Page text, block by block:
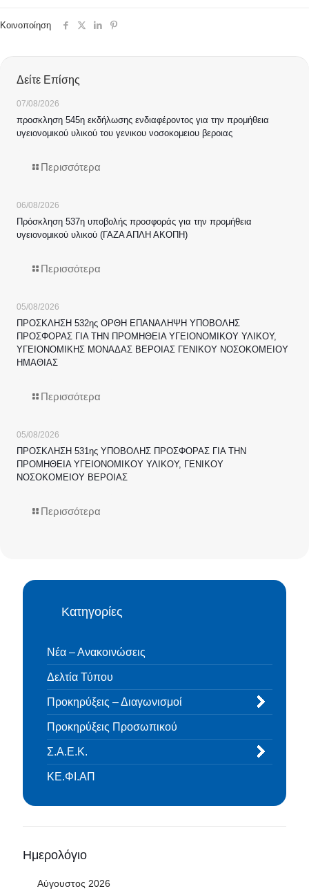
Κοινοποίηση
Δείτε Επίσης
07/08/2026
προσκληση 545η εκδήλωσης ενδιαφέροντος για την προμήθεια
υγειονομικού υλικού του γενικου νοσοκομειου βεροιας
Περισσότερα
06/08/2026
Πρόσκληση 537η υποβολής προσφοράς για την προμήθεια
υγειονομικού υλικού (ΓΑΖΑ ΑΠΛΗ ΑΚΟΠΗ)
Περισσότερα
05/08/2026
ΠΡΟΣΚΛΗΣΗ 532ης ΟΡΘΗ ΕΠΑΝΑΛΗΨΗ ΥΠΟΒΟΛΗΣ
ΠΡΟΣΦΟΡΑΣ ΓΙΑ ΤΗΝ ΠΡΟΜΗΘΕΙΑ ΥΓΕΙΟΝΟΜΙΚΟΥ ΥΛΙΚΟΥ,
ΥΓΕΙΟΝΟΜΙΚΗΣ ΜΟΝΑΔΑΣ ΒΕΡΟΙΑΣ ΓΕΝΙΚΟΥ ΝΟΣΟΚΟΜΕΙΟΥ
ΗΜΑΘΙΑΣ
Περισσότερα
05/08/2026
ΠΡΟΣΚΛΗΣΗ 531ης ΥΠΟΒΟΛΗΣ ΠΡΟΣΦΟΡΑΣ ΓΙΑ ΤΗΝ
ΠΡΟΜΗΘΕΙΑ ΥΓΕΙΟΝΟΜΙΚΟΥ ΥΛΙΚΟΥ, ΓΕΝΙΚΟΥ
ΝΟΣΟΚΟΜΕΙΟΥ ΒΕΡΟΙΑΣ
Περισσότερα
Κατηγορίες
Νέα – Ανακοινώσεις
Δελτία Τύπου
Προκηρύξεις – Διαγωνισμοί
Προκηρύξεις Προσωπικού
Σ.Α.Ε.Κ.
ΚΕ.ΦΙ.ΑΠ
Ημερολόγιο
Αύγουστος 2026